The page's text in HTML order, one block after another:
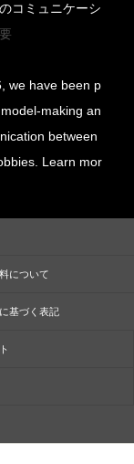
コミュニケーシ
we have been p
making an
between
Learn mor
について
基づく表記